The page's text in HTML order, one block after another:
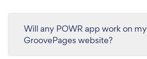
Will any POWR app work on my
GroovePages website?